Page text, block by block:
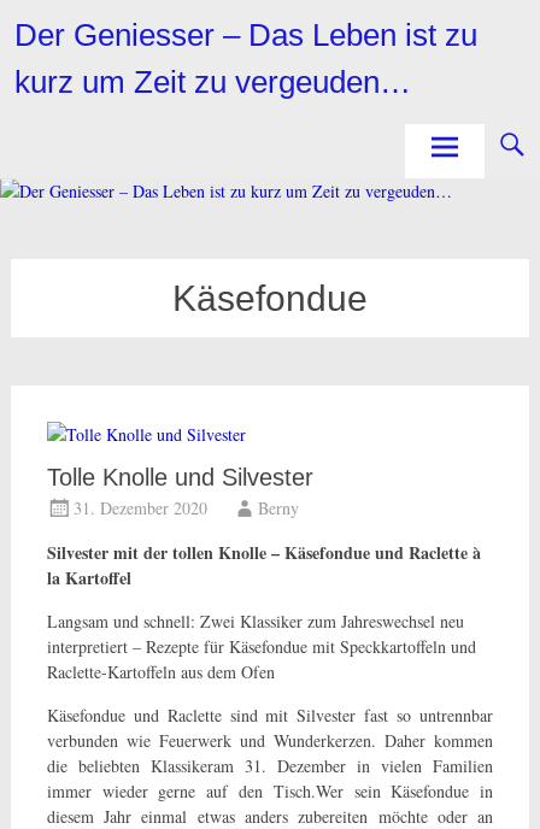
InhaltDer Geniesser – Das Leben ist zu
kurz um Zeit zu vergeuden…
Käsefondue
Tolle Knolle und Silvester
31. Dezember 2020 Berny
Silvester mit der tollen Knolle – Käsefondue und Raclette à
la Kartoffel
Langsam und schnell: Zwei Klassiker zum Jahreswechsel neu
interpretiert – Rezepte für Käsefondue mit Speckkartoffeln und
Raclette-Kartoffeln aus dem Ofen
Käsefondue und Raclette sind mit Silvester fast so untrennbar
verbunden wie Feuerwerk und Wunderkerzen. Daher kommen
die beliebten Klassikeram 31. Dezember in vielen Familien
immer wieder gerne auf den Tisch.Wer sein Käsefondue in
diesem Jahr einmal etwas anders zubereiten möchte oder an